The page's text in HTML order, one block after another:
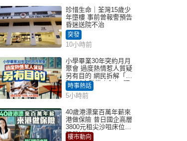
珍惜生命｜荃灣15歲少
年墮樓 事前曾報警預告
昏迷送院不治
突發
10小時前
小學畢業30年突約月月
聚會 過度熱情惹人質疑
另有目的 網民拆解「扮
熟」4大動機｜Juicy叮
時事熱話
5小時前
40歲港漂棄百萬年薪來
港做保險 昔日國企高層
3800元租尖沙咀床位｜
租盤Million
樓市動向